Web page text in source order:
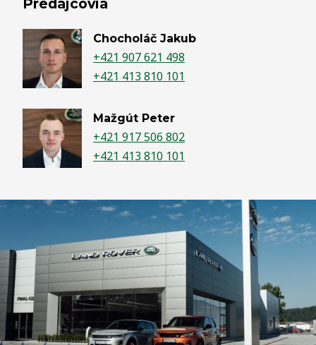
Chocholáč Jakub
+421 907 621 498
+421 413 810 101
Mažgút Peter
+421 917 506 802
+421 413 810 101